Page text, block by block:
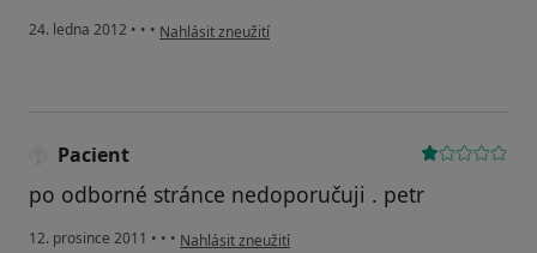
24. ledna 2012 • • • podle názoru uživatele Váš účet byl odstraněn
Nahlásit zneužití
Pacient
po odborné stránce nedoporučuji . petr
12. prosince 2011 • • • podle názoru uživatele Pacient
Nahlásit zneužití